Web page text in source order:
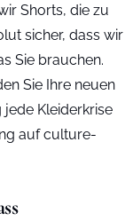
Shorts, die zu
sicher, dass wir
Sie brauchen.
Sie Ihre neuen
Kleiderkrise
auf culture-